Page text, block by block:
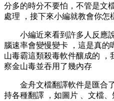
分多的時分不要怕 ，不管是文
處理 ，接下來小編就教會你
小編近來看到許多人反應說
腦速率會變慢變卡 ，這是真
山毒霸這類殺毒軟件釀成的
察金山毒並吞用了幾內存
金舟文檔翻譯軟件是匯合了
持各種翻譯 ，如圖片 、文檔